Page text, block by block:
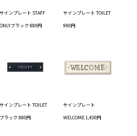
サインプレート STAFF
ONLYブラック 880円
サインプレート TOILET
990円
サインプレート TOILET
ブラック 880円
サインプレート
WELCOME 1,430円